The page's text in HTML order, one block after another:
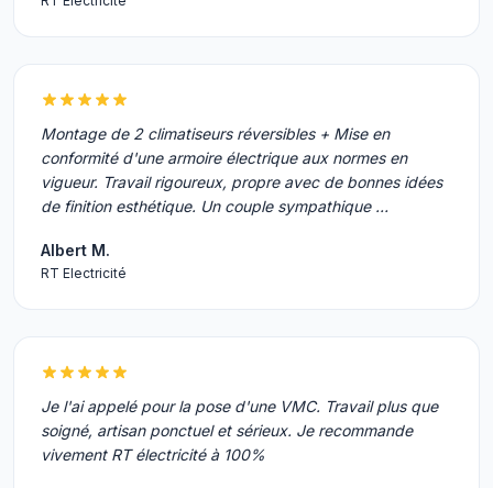
Montage de 2 climatiseurs réversibles + Mise en
conformité d'une armoire électrique aux normes en
vigueur. Travail rigoureux, propre avec de bonnes idées
de finition esthétique. Un couple sympathique …
Albert M.
RT Electricité
Je l'ai appelé pour la pose d'une VMC. Travail plus que
soigné, artisan ponctuel et sérieux. Je recommande
vivement RT électricité à 100%